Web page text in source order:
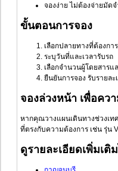
จองง่าย ไม่ต้องจ่ายมัด
ขั้นตอนการจอง
เลือกปลายทางที่ต้องกา
ระบุวันที่และเวลารับรถ
เลือกจำนวนผู้โดยสารแ
ยืนยันการจอง รับรายล
จองล่วงหน้า เพื่อคว
หากคุณวางแผนเดินทางช่วงเท
ที่ตรงกับความต้องการ เช่น รุ่น
ดูรายละเอียดเพิ่มเติ